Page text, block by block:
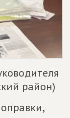
район)